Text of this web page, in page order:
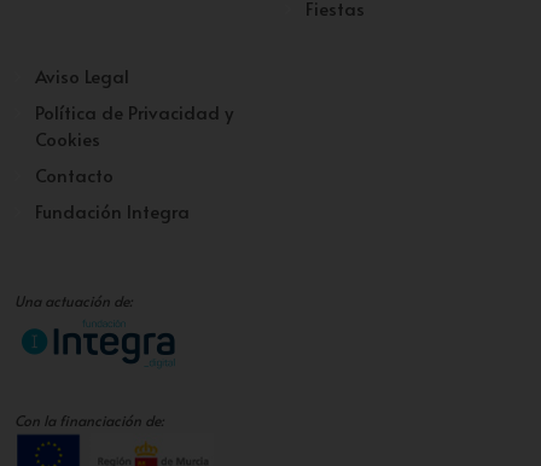
Fiestas
Aviso Legal
Política de Privacidad y
Cookies
Contacto
Fundación Integra
Una actuación de:
Con la financiación de: